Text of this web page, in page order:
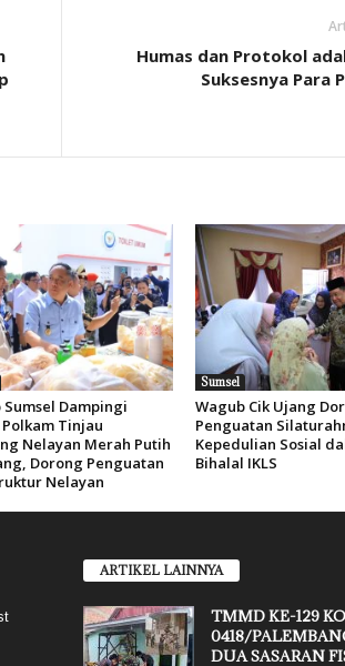
Humas dan Protokol
Suksesnya Para
Sumsel Dampingi
Tinjau
Nelayan Merah Putih
Dorong Penguatan
Nelayan
Sumsel
Wagub Cik Ujang
Penguatan
Kepedulian Sosial
Bihalal IKLS
ARTIKEL LAINNYA
TMMD KE-129
0418/
DUA SASARAN